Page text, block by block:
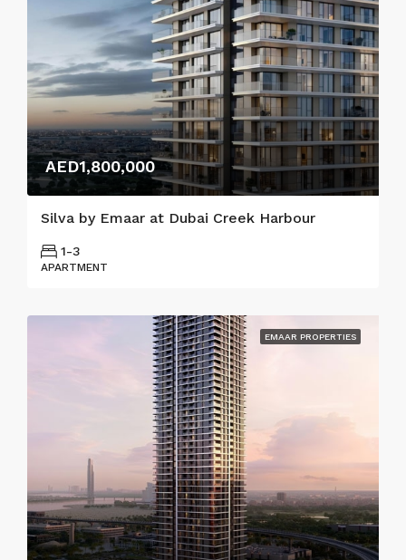
AED1,800,000
Silva by Emaar at Dubai Creek Harbour
1-3
APARTMENT
EMAAR PROPERTIES